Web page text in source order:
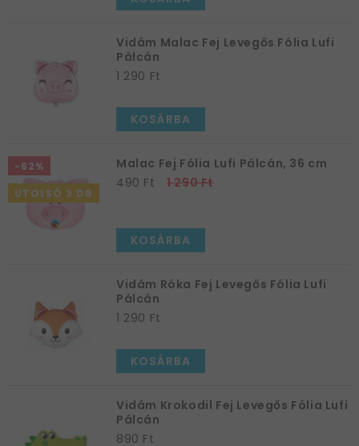
Vidám Malac Fej Levegős Fólia Lufi
Pálcán
1 290 Ft
KOSÁRBA
-62%
UTOLSÓ 3 DB
Malac Fej Fólia Lufi Pálcán, 36 cm
490 Ft
1 290 Ft
KOSÁRBA
Vidám Róka Fej Levegős Fólia Lufi
Pálcán
1 290 Ft
KOSÁRBA
Vidám Krokodil Fej Levegős Fólia Lufi
Pálcán
890 Ft